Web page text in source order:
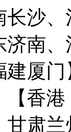
长沙
南
建厦门
【香
肃